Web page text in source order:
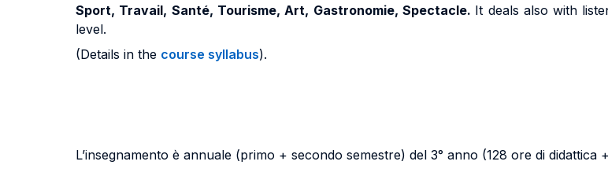
Sport, Travail, Santé, Tourisme, Art, Gastronomie, Spectacle. It deals also with
level.
(Details in the course syllabus).
L’insegnamento è annuale (primo + secondo semestre) del 3° anno (128 ore di didattica